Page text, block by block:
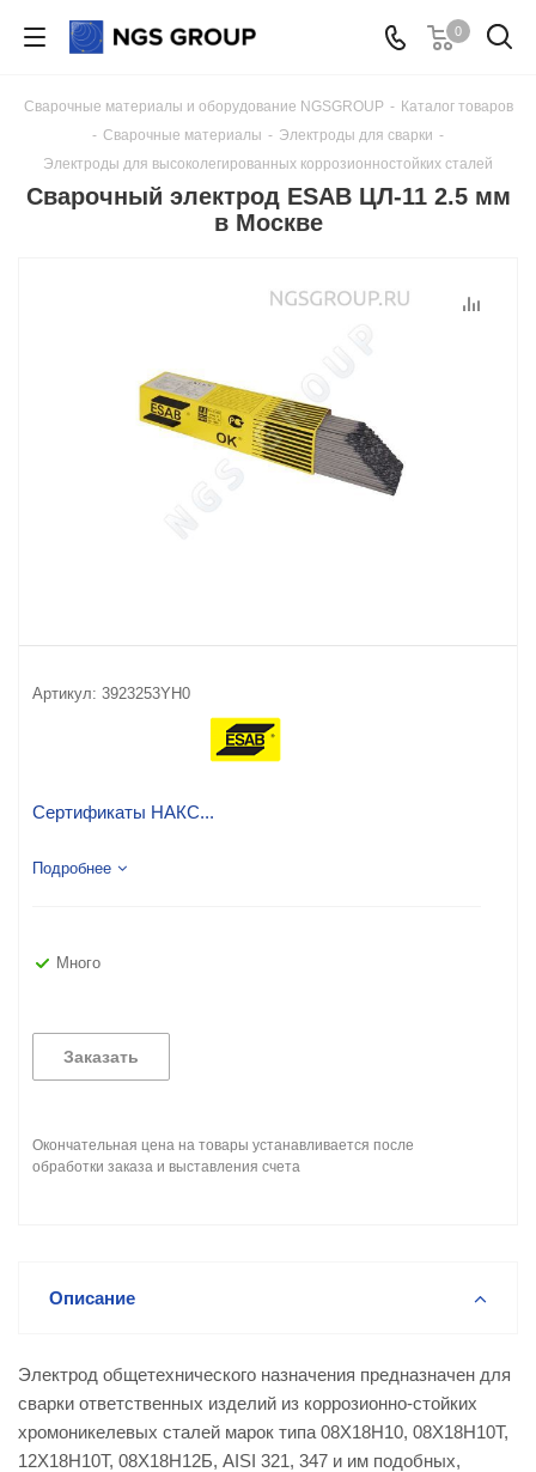
0
Сварочные материалы и оборудование NGSGROUP - Каталог товаров
- Сварочные материалы - Электроды для сварки -
Электроды для высоколегированных коррозионностойких сталей
Сварочный электрод ESAB ЦЛ-11 2.5 мм
в Москве
Артикул: 3923253YH0
Сертификаты НАКС...
Подробнее
Много
Заказать
Окончательная цена на товары устанавливается после
обработки заказа и выставления счета
Описание
Электрод общетехнического назначения предназначен для
сварки ответственных изделий из коррозионно-стойких
хромоникелевых сталей марок типа 08Х18Н10, 08Х18Н10Т,
12Х18Н10Т, 08Х18Н12Б, AISI 321, 347 и им подобных,